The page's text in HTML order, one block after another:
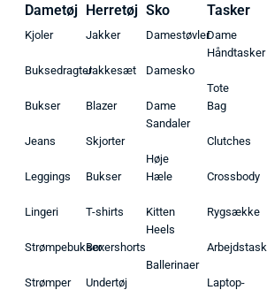
Dametøj
Kjoler
Buksedragter
Bukser
Jeans
Leggings
Lingeri
Strømpebukser
Strømper
Herretøj
Jakker
Jakkesæt
Blazer
Skjorter
Bukser
T-shirts
Boxershorts
Undertøj
Sko
Damestøvler
Damesko
Dame
Sandaler
Høje
Hæle
Kitten
Heels
Ballerinaer
Tasker
Dame
Håndtasker
Tote
Bag
Clutches
Crossbody
Rygsække
Laptop-